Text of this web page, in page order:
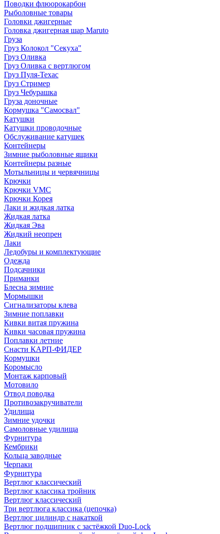
Поводки флюорокарбон
Рыболовные товары
Головки джигерные
Головка джигерная шар Maruto
Груза
Груз Колокол "Секуха"
Груз Оливка
Груз Оливка с вертлюгом
Груз Пуля-Техас
Груз Стример
Груз Чебурашка
Груза доночные
Кормушка "Самосвал"
Катушки
Катушки проводочные
Обслуживание катушек
Контейнеры
Зимние рыболовные ящики
Контейнеры разные
Мотыльницы и червячницы
Крючки
Крючки VMC
Крючки Корея
Лаки и жидкая латка
Жидкая латка
Жидкая Эва
Жидкий неопрен
Лаки
Ледобуры и комплектующие
Одежда
Подсачники
Приманки
Блесна зимние
Мормышки
Сигнализаторы клева
Зимние поплавки
Кивки витая пружина
Кивки часовая пружина
Поплавки летние
Снасти КАРП-ФИДЕР
Кормушки
Коромысло
Монтаж карповый
Мотовило
Отвод поводка
Противозакручиватели
Удилища
Зимние удочки
Самоловные удилища
Фурнитура
Кембрики
Кольца заводные
Черпаки
Фурнитура
Вертлюг классический
Вертлюг классика тройник
Вертлюг классический
Три вертлюга классика (цепочка)
Вертлюг цилиндр с накаткой
Вертлюг подшипник с застёжкой Duo-Lock